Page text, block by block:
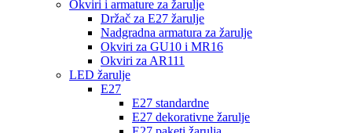
Okviri i armature za žarulje
Držač za E27 žarulje
Nadgradna armatura za žarulje
Okviri za GU10 i MR16
Okviri za AR111
LED žarulje
E27
E27 standardne
E27 dekorativne žarulje